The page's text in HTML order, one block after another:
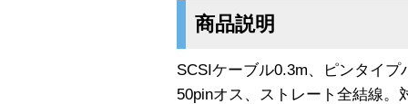
商品説明
SCSIケーブル0.3m、ピンタイ
50pinオス、ストレート全結線